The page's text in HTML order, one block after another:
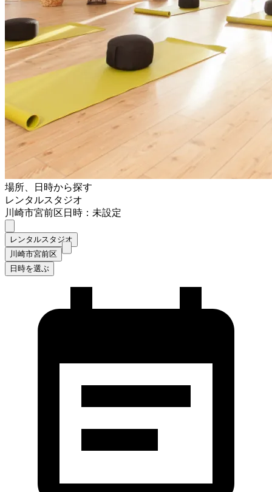
場所、日時から探す
レンタルスタジオ
川崎市宮前区日時：未設定
レンタルスタジオ
川崎市宮前区
日時を選ぶ